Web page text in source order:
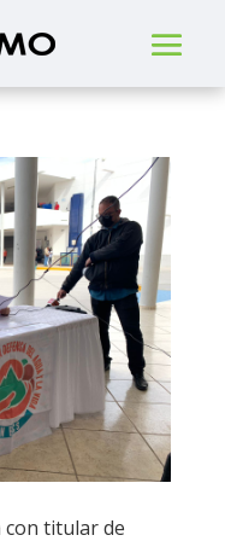
con titular de